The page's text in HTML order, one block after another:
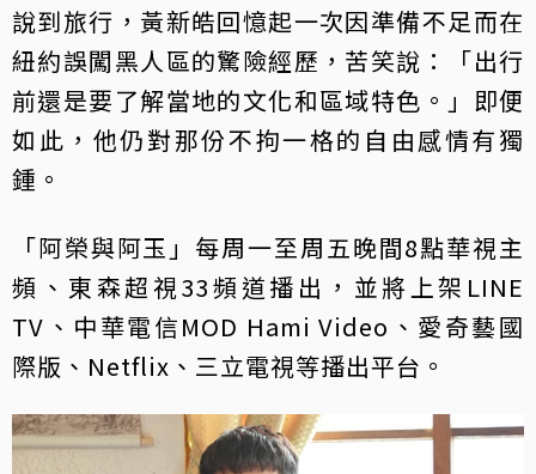
說到旅行，黃新皓回憶起一次因準備不足而在
紐約誤闖黑人區的驚險經歷，苦笑說：「出行
前還是要了解當地的文化和區域特色。」即便
如此，他仍對那份不拘一格的自由感情有獨
鍾。
「阿榮與阿玉」每周一至周五晚間8點華視主
頻、東森超視33頻道播出，並將上架LINE
TV、中華電信MOD Hami Video、愛奇藝國
際版、Netflix、三立電視等播出平台。